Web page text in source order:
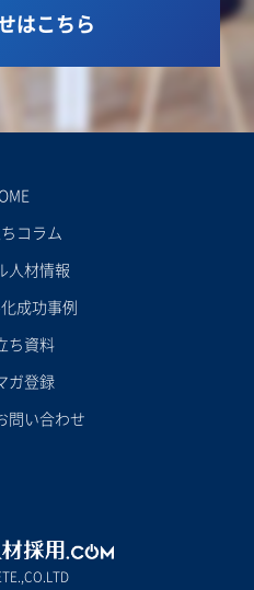
はこちら
コラム
人材情報
成功事例
ち資料
ガ登録
問い合わせ